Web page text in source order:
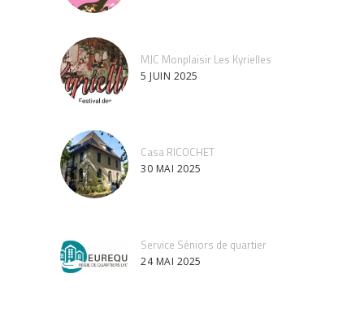
MJC Monplaisir Les Kyrielles
5 JUIN 2025
Casa RICOCHET
30 MAI 2025
Service Séniors de quartier
24 MAI 2025